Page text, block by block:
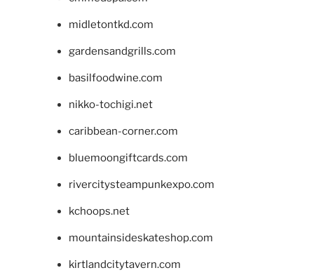
midletontkd.com
gardensandgrills.com
basilfoodwine.com
nikko-tochigi.net
caribbean-corner.com
bluemoongiftcards.com
rivercitysteampunkexpo.com
kchoops.net
mountainsideskateshop.com
kirtlandcitytavern.com